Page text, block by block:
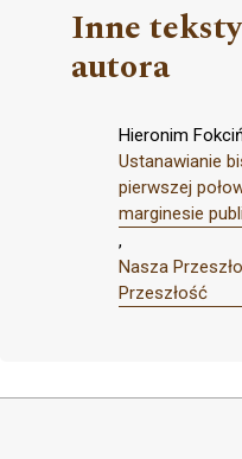
Inne
autora
Hieronim
Ustanawianie
pierwszej
marginesie
,
Nasza
Przeszłość